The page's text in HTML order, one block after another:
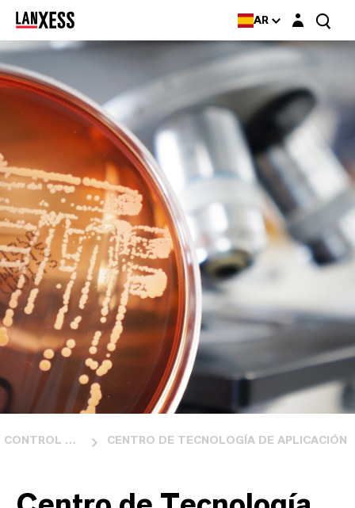
AR Login layer
CONTROL MICROBIANO CENTRO DE TECNOLOGÍA DE APLICACIÓN